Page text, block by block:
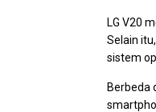
LG V20
Selain
sistem
Berbeda